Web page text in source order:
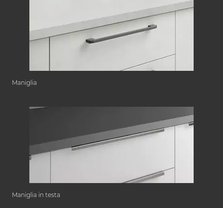
Maniglia
Maniglia in testa